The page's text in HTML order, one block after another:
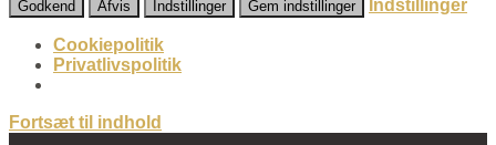
Godkend Afvis Indstillinger Gem indstillinger Indstillinger
Cookiepolitik
Privatlivspolitik
Fortsæt til indhold